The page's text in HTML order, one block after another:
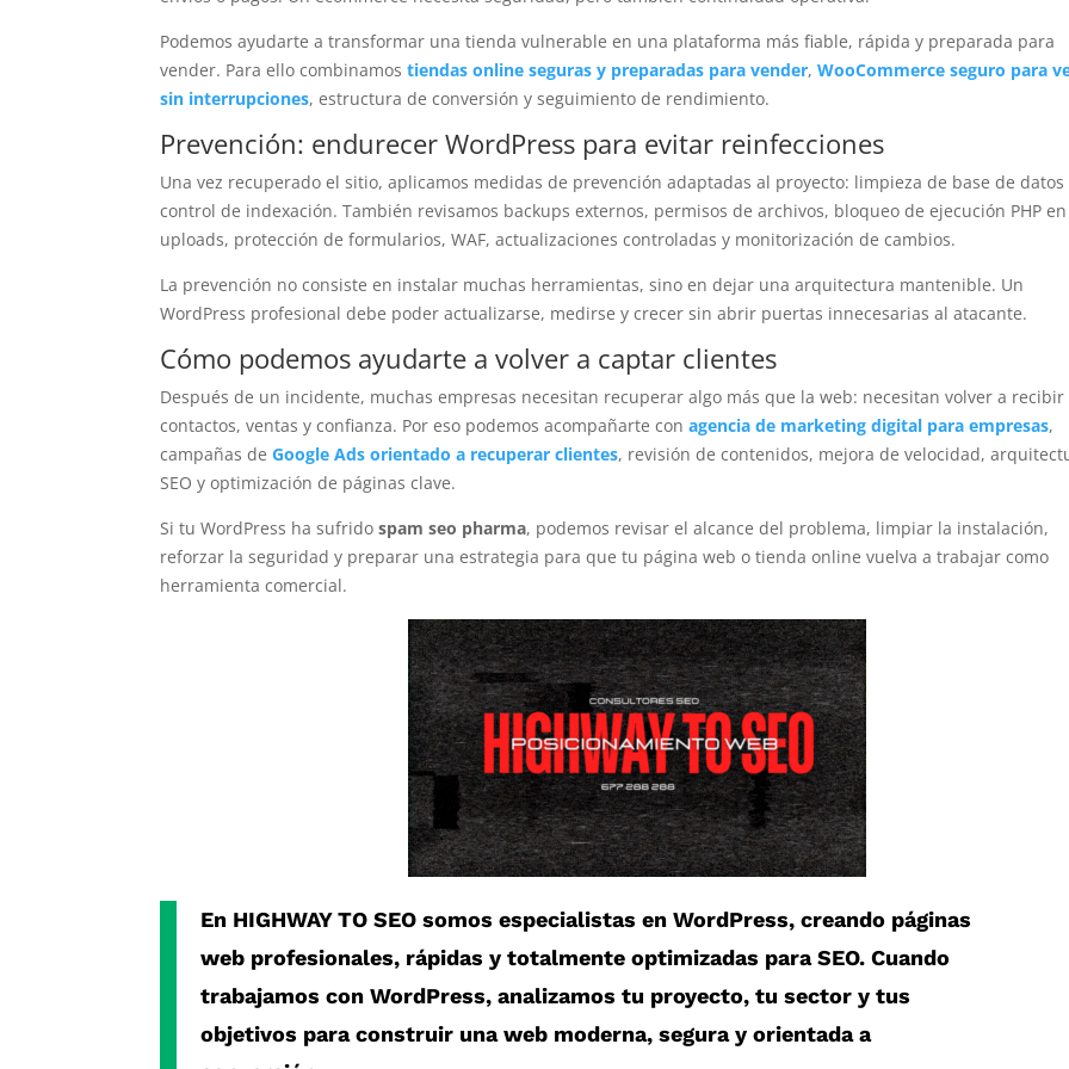
Podemos ayudarte a transformar una tienda vulnerable en una plataforma más fiable, rápida y preparada para
vender. Para ello combinamostiendas online seguras y preparadas para vender,WooCommerce seguro para
sin interrupciones, estructura de conversión y seguimiento de rendimiento.
Prevención: endurecer WordPress para evitar reinfecciones
Una vez recuperado el sitio, aplicamos medidas de prevención adaptadas al proyecto: limpieza de base de datos
control de indexación. También revisamos backups externos, permisos de archivos, bloqueo de ejecución PHP en
uploads, protección de formularios, WAF, actualizaciones controladas y monitorización de cambios.
La prevención no consiste en instalar muchas herramientas, sino en dejar una arquitectura mantenible. Un
WordPress profesional debe poder actualizarse, medirse y crecer sin abrir puertas innecesarias al atacante.
Cómo podemos ayudarte a volver a captar clientes
Después de un incidente, muchas empresas necesitan recuperar algo más que la web: necesitan volver a recibir
contactos, ventas y confianza. Por eso podemos acompañarte conagencia de marketing digital para empresas,
campañas deGoogle Ads orientado a recuperar clientes, revisión de contenidos, mejora de velocidad,
SEO y optimización de páginas clave.
Si tu WordPress ha sufridospam seo pharma, podemos revisar el alcance del problema, limpiar la instalación,
reforzar la seguridad y preparar una estrategia para que tu página web o tienda online vuelva a trabajar como
herramienta comercial.
En HIGHWAY TO SEO somos especialistas enWordPress, creando páginas
web profesionales, rápidas y totalmente optimizadas para SEO. Cuando
trabajamos conWordPress, analizamos tu proyecto, tu sector y tus
objetivos para construir una web moderna, segura y orientada a